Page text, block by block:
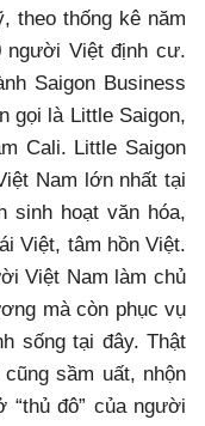
theo thống kê năm
người Việt định cư.
Saigon Business
gọi là Little Saigon,
Cali. Little Saigon
Nam lớn nhất tại
sinh hoạt văn hóa,
Việt, tâm hồn Việt.
Việt Nam làm chủ
mà còn phục vụ
sống tại đây. Thật
sầm uất, nhộn
“thủ đô” của người